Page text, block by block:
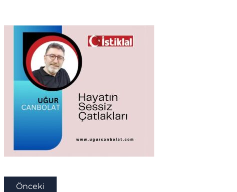
Önceki